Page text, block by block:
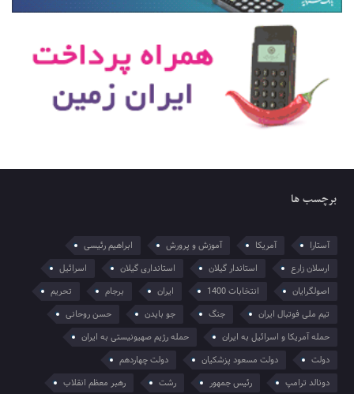
برچسب ها
آستارا آمریکا آموزش و پرورش
ابراهیم رئیسی
ارسلان زارع
استاندار گیلان استانداری گیلان
اسرائیل
اصولگرایان
انتخابات 1400 ایران برجام
تحریم
تیم ملی فوتبال ایران
جنگ جو بایدن
حسن روحانی
حمله آمریکا و اسرائیل به ایران
حمله رژیم صهیونیستی به ایران
دولت
دولت مسعود پزشکیان
دولت چهاردهم
دونالد ترامپ
رئیس جمهور رشت رهبر معظم انقلاب